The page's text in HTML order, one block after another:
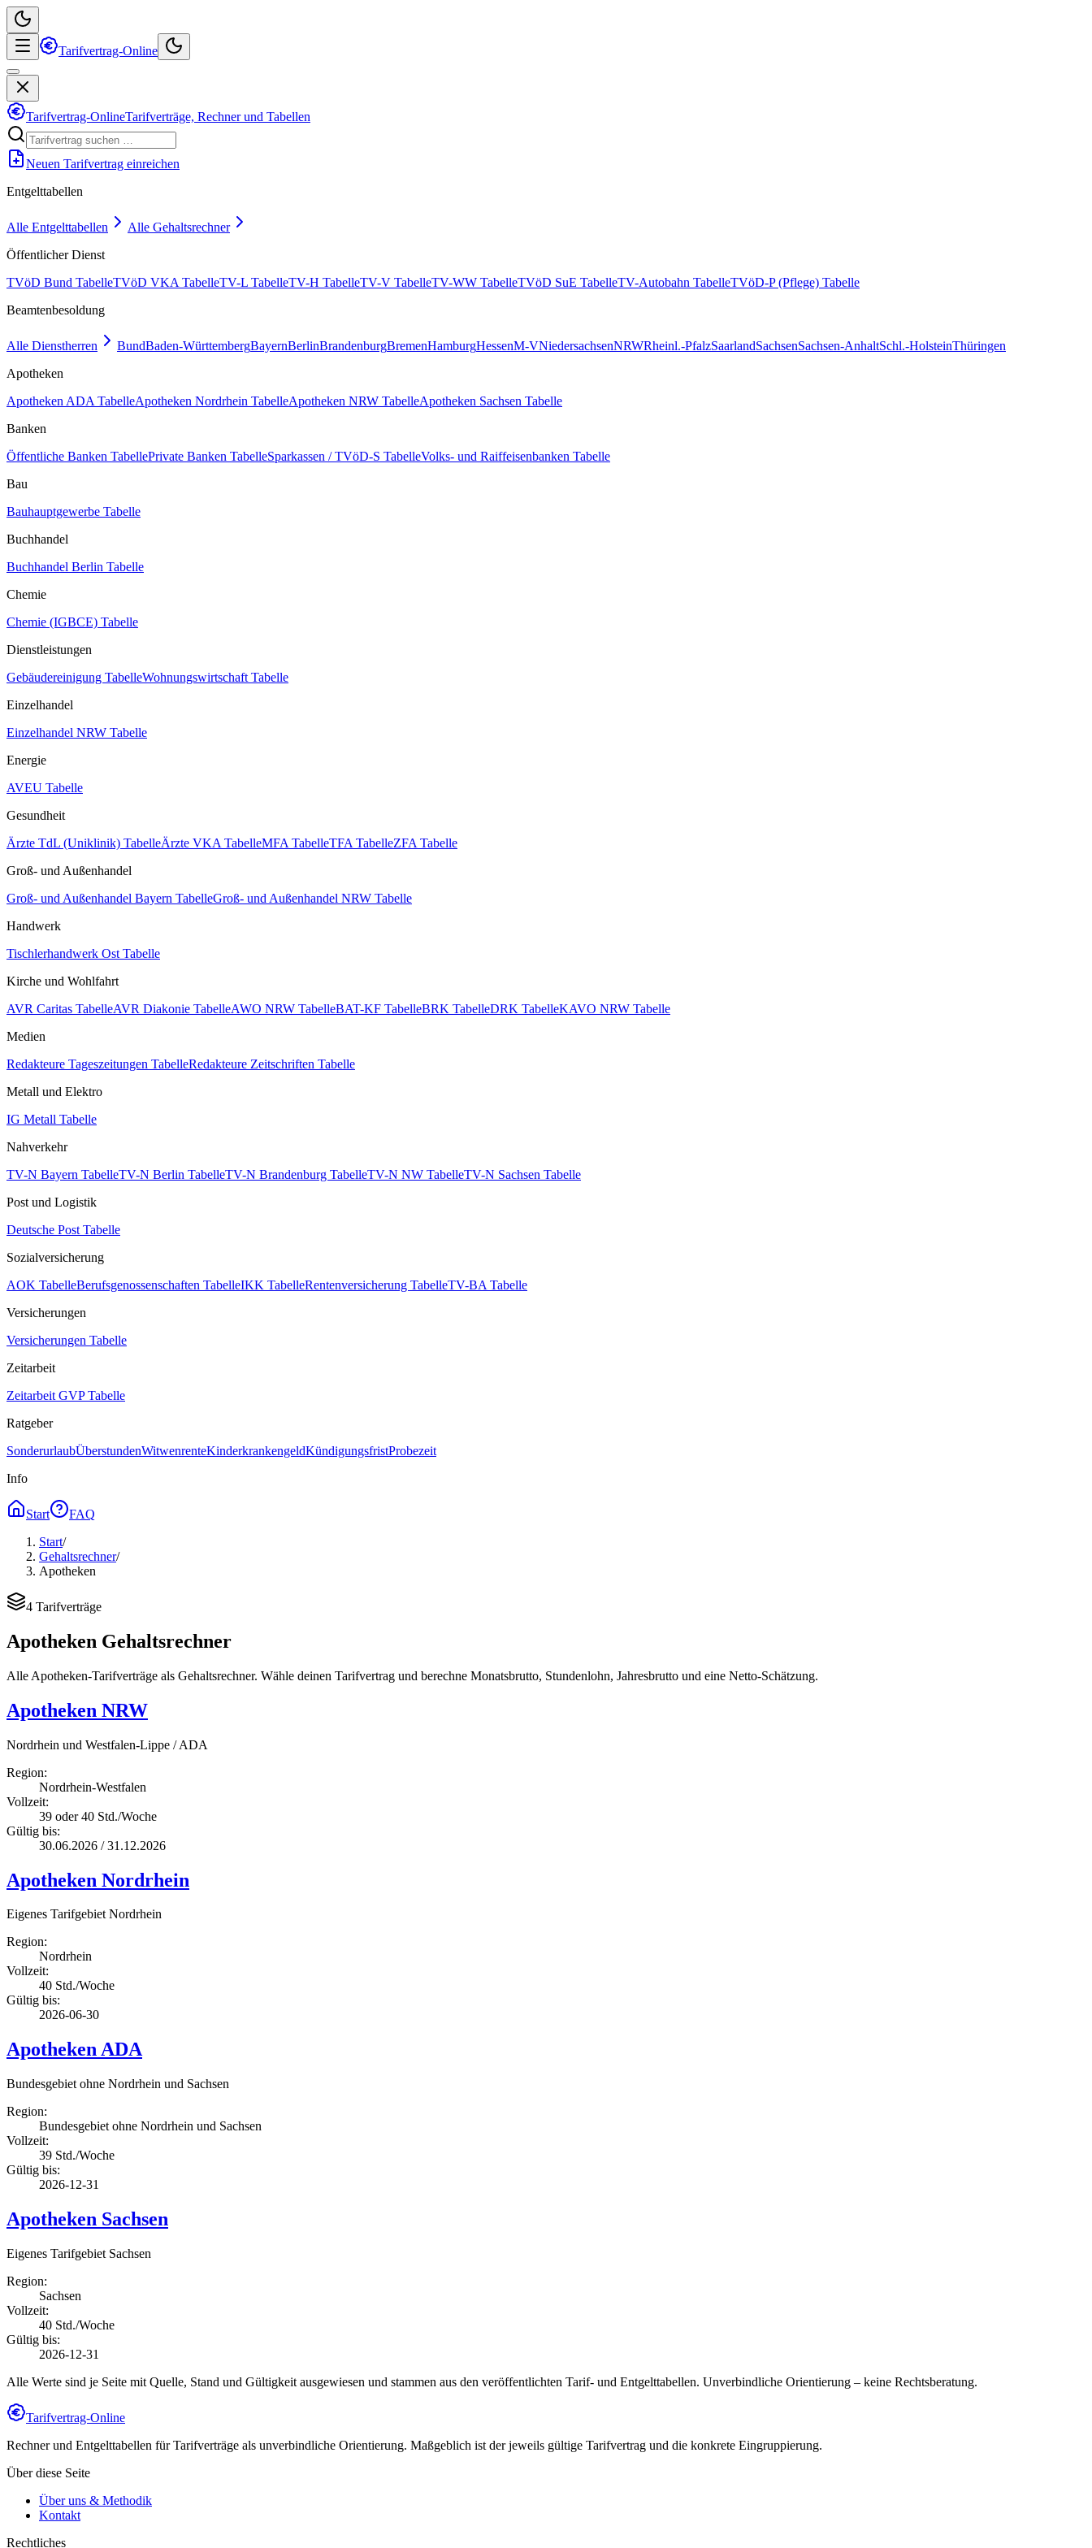
Tarifvertrag-Online
Tarifvertrag-OnlineTarifverträge, Rechner und Tabellen
Neuen Tarifvertrag einreichen
Entgelttabellen
Alle Entgelttabellen
Alle Gehaltsrechner
Öffentlicher Dienst
TVöD Bund TabelleTVöD VKA TabelleTV-L TabelleTV-H TabelleTV-V TabelleTV-WW TabelleTVöD SuE TabelleTV-Autobahn TabelleTVöD-P (Pflege) Tabelle
Beamtenbesoldung
Alle Dienstherren BundBaden-WürttembergBayernBerlinBrandenburgBremenHamburgHessenM-VNiedersachsenNRWRheinl.-PfalzSaarlandSachsenSachsen-AnhaltSchl.-HolsteinThüringen
Apotheken
Apotheken ADA TabelleApotheken Nordrhein TabelleApotheken NRW TabelleApotheken Sachsen Tabelle
Banken
Öffentliche Banken TabellePrivate Banken TabelleSparkassen / TVöD-S TabelleVolks- und Raiffeisenbanken Tabelle
Bau
Bauhauptgewerbe Tabelle
Buchhandel
Buchhandel Berlin Tabelle
Chemie
Chemie (IGBCE) Tabelle
Dienstleistungen
Gebäudereinigung TabelleWohnungswirtschaft Tabelle
Einzelhandel
Einzelhandel NRW Tabelle
Energie
AVEU Tabelle
Gesundheit
Ärzte TdL (Uniklinik) TabelleÄrzte VKA TabelleMFA TabelleTFA TabelleZFA Tabelle
Groß- und Außenhandel
Groß- und Außenhandel Bayern TabelleGroß- und Außenhandel NRW Tabelle
Handwerk
Tischlerhandwerk Ost Tabelle
Kirche und Wohlfahrt
AVR Caritas TabelleAVR Diakonie TabelleAWO NRW TabelleBAT-KF TabelleBRK TabelleDRK TabelleKAVO NRW Tabelle
Medien
Redakteure Tageszeitungen TabelleRedakteure Zeitschriften Tabelle
Metall und Elektro
IG Metall Tabelle
Nahverkehr
TV-N Bayern TabelleTV-N Berlin TabelleTV-N Brandenburg TabelleTV-N NW TabelleTV-N Sachsen Tabelle
Post und Logistik
Deutsche Post Tabelle
Sozialversicherung
AOK TabelleBerufsgenossenschaften TabelleIKK TabelleRentenversicherung TabelleTV-BA Tabelle
Versicherungen
Versicherungen Tabelle
Zeitarbeit
Zeitarbeit GVP Tabelle
Ratgeber
SonderurlaubÜberstundenWitwenrenteKinderkrankengeldKündigungsfristProbezeit
Info
Start
FAQ
Start/
Gehaltsrechner/
Apotheken
4 Tarifverträge
Apotheken Gehaltsrechner
Alle Apotheken-Tarifverträge als Gehaltsrechner. Wähle deinen Tarifvertrag und berechne Monatsbrutto, Stundenlohn, Jahresbrutto und eine Netto-Schätzung.
Apotheken NRW
Nordrhein und Westfalen-Lippe / ADA
Region:
Nordrhein-Westfalen
Vollzeit:
39 oder 40 Std./Woche
Gültig bis:
30.06.2026 / 31.12.2026
Apotheken Nordrhein
Eigenes Tarifgebiet Nordrhein
Region:
Nordrhein
Vollzeit:
40 Std./Woche
Gültig bis:
2026-06-30
Apotheken ADA
Bundesgebiet ohne Nordrhein und Sachsen
Region:
Bundesgebiet ohne Nordrhein und Sachsen
Vollzeit:
39 Std./Woche
Gültig bis:
2026-12-31
Apotheken Sachsen
Eigenes Tarifgebiet Sachsen
Region:
Sachsen
Vollzeit:
40 Std./Woche
Gültig bis:
2026-12-31
Alle Werte sind je Seite mit Quelle, Stand und Gültigkeit ausgewiesen und stammen aus den veröffentlichten Tarif- und Entgelttabellen. Unverbindliche Orientierung – keine Rechtsberatung.
Tarifvertrag-Online
Rechner und Entgelttabellen für Tarifverträge als unverbindliche Orientierung. Maßgeblich ist der jeweils gültige Tarifvertrag und die konkrete Eingruppierung.
Über diese Seite
Über uns & Methodik
Kontakt
Rechtliches